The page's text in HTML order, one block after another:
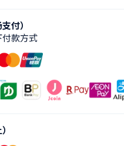
付）
款方式